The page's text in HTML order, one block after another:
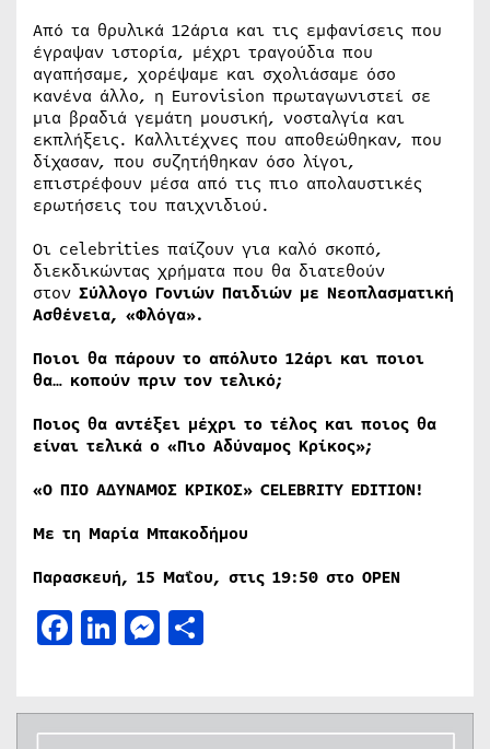
Από τα θρυλικά 12άρια και τις εμφανίσεις που
έγραψαν ιστορία, μέχρι τραγούδια που
αγαπήσαμε, χορέψαμε και σχολιάσαμε όσο
κανένα άλλο, η Eurovision πρωταγωνιστεί σε
μια βραδιά γεμάτη μουσική, νοσταλγία και
εκπλήξεις. Καλλιτέχνες που αποθεώθηκαν, που
δίχασαν, που συζητήθηκαν όσο λίγοι,
επιστρέφουν μέσα από τις πιο απολαυστικές
ερωτήσεις του παιχνιδιού.
Οι celebrities παίζουν για καλό σκοπό,
διεκδικώντας χρήματα που θα διατεθούν
στον Σύλλογο Γονιών Παιδιών με Νεοπλασματική
Ασθένεια, «Φλόγα».
Ποιοι θα πάρουν το απόλυτο 12άρι και ποιοι
θα… κοπούν πριν τον τελικό;
Ποιος θα αντέξει μέχρι το τέλος και ποιος θα
είναι τελικά ο «Πιο Αδύναμος Κρίκος»;
«O ΠΙΟ ΑΔΥΝΑΜΟΣ ΚΡΙΚΟΣ» CELEBRITY EDITION!
Με τη Μαρία Μπακοδήμου
Παρασκευή, 15 Μαΐου, στις 19:50 στο OPEN
Facebook
LinkedIn
Messenger